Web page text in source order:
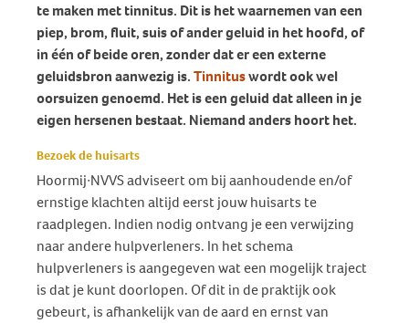
te maken met tinnitus. Dit is het waarnemen van een
piep, brom, fluit, suis of ander geluid in het hoofd, of
in één of beide oren, zonder dat er een externe
geluidsbron aanwezig is.Tinnituswordt ook wel
oorsuizen genoemd. Het is een geluid dat alleen in je
eigen hersenen bestaat. Niemand anders hoort het.
Bezoek de huisarts
Hoormij∙NVVS adviseert om bij aanhoudende en/of
ernstige klachten altijd eerst jouw huisarts te
raadplegen. Indien nodig ontvang je een verwijzing
naar andere hulpverleners. In het schema
hulpverleners is aangegeven wat een mogelijk traject
is dat je kunt doorlopen. Of dit in de praktijk ook
gebeurt, is afhankelijk van de aard en ernst van